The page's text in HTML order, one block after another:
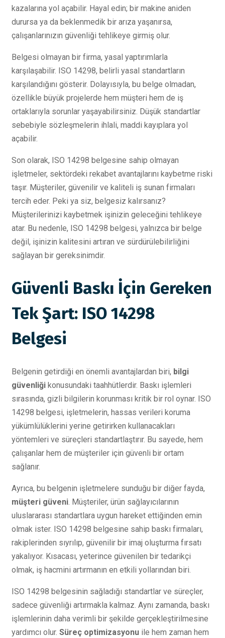
kazalarına yol açabilir. Hayal edin; bir makine aniden
durursa ya da beklenmedik bir arıza yaşanırsa,
çalışanlarınızın güvenliği tehlikeye girmiş olur.
Belgesi olmayan bir firma, yasal yaptırımlarla
karşılaşabilir. ISO 14298, belirli yasal standartların
karşılandığını gösterir. Dolayısıyla, bu belge olmadan,
özellikle büyük projelerde hem müşteri hem de iş
ortaklarıyla sorunlar yaşayabilirsiniz. Düşük standartlar
sebebiyle sözleşmelerin ihlali, maddi kayıplara yol
açabilir.
Son olarak, ISO 14298 belgesine sahip olmayan
işletmeler, sektördeki rekabet avantajlarını kaybetme riski
taşır. Müşteriler, güvenilir ve kaliteli iş sunan firmaları
tercih eder. Peki ya siz, belgesiz kalırsanız?
Müşterilerinizi kaybetmek işinizin geleceğini tehlikeye
atar. Bu nedenle, ISO 14298 belgesi, yalnızca bir belge
değil, işinizin kalitesini artıran ve sürdürülebilirliğini
sağlayan bir gereksinimdir.
Güvenli Baskı İçin Gereken
Tek Şart: ISO 14298
Belgesi
Belgenin getirdiği en önemli avantajlardan biri, bilgi
güvenliği konusundaki taahhütlerdir. Baskı işlemleri
sırasında, gizli bilgilerin korunması kritik bir rol oynar. ISO
14298 belgesi, işletmelerin, hassas verileri koruma
yükümlülüklerini yerine getirirken kullanacakları
yöntemleri ve süreçleri standartlaştırır. Bu sayede, hem
çalışanlar hem de müşteriler için güvenli bir ortam
sağlanır.
Ayrıca, bu belgenin işletmelere sunduğu bir diğer fayda,
müşteri güveni. Müşteriler, ürün sağlayıcılarının
uluslararası standartlara uygun hareket ettiğinden emin
olmak ister. ISO 14298 belgesine sahip baskı firmaları,
rakiplerinden sıyrılıp, güvenilir bir imaj oluşturma fırsatı
yakalıyor. Kısacası, yeterince güvenilen bir tedarikçi
olmak, iş hacmini artırmanın en etkili yollarından biri.
ISO 14298 belgesinin sağladığı standartlar ve süreçler,
sadece güvenliği artırmakla kalmaz. Aynı zamanda, baskı
işlemlerinin daha verimli bir şekilde gerçekleştirilmesine
yardımcı olur. Süreç optimizasyonu ile hem zaman hem